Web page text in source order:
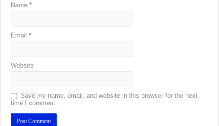
Name*
Email*
Website
Save my name, email, and website in this browser for the next
time I comment.